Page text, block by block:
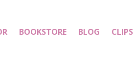
BOOKSTORE BLOG CLIPS